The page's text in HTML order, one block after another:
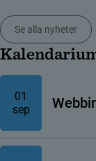
Se alla nyheter
01
sep